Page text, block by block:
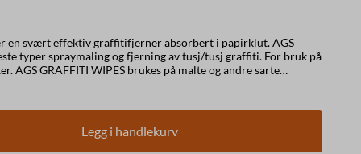
en svært effektiv graffitifjerner absorbert i papirklut. AGS
typer spraymaling og fjerning av tusj/tusj graffiti. For bruk på
AGS GRAFFITI WIPES brukes på malte og andre sarte
er lett biologisk nedbrytbart og trygt å bruke. Ikke bruk AGS
av graffitien. Ved mye graffiti, prøv alltid å bruke den rene siden
graffiti, skyll med vann. Merk! AGS GRAFFITI
men for å være sikker på at overflaten ikke skader, gjør
Legg i handlekurv